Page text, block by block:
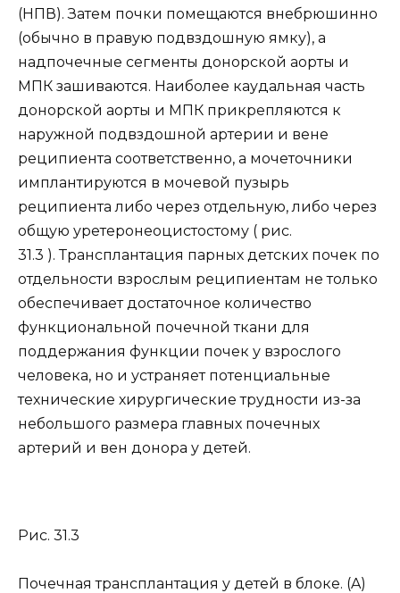
(НПВ). Затем почки помещаются внебрюшинно
(обычно в правую подвздошную ямку), а
надпочечные сегменты донорской аорты и
МПК зашиваются. Наиболее каудальная часть
донорской аорты и МПК прикрепляются к
наружной подвздошной артерии и вене
реципиента соответственно, а мочеточники
имплантируются в мочевой пузырь
реципиента либо через отдельную, либо через
общую уретеронеоцистостому ( рис.
31.3 ). Трансплантация парных детских почек по
отдельности взрослым реципиентам не только
обеспечивает достаточное количество
функциональной почечной ткани для
поддержания функции почек у взрослого
человека, но и устраняет потенциальные
технические хирургические трудности из-за
небольшого размера главных почечных
артерий и вен донора у детей.
Рис. 31.3
Почечная трансплантация у детей в блоке. (A)